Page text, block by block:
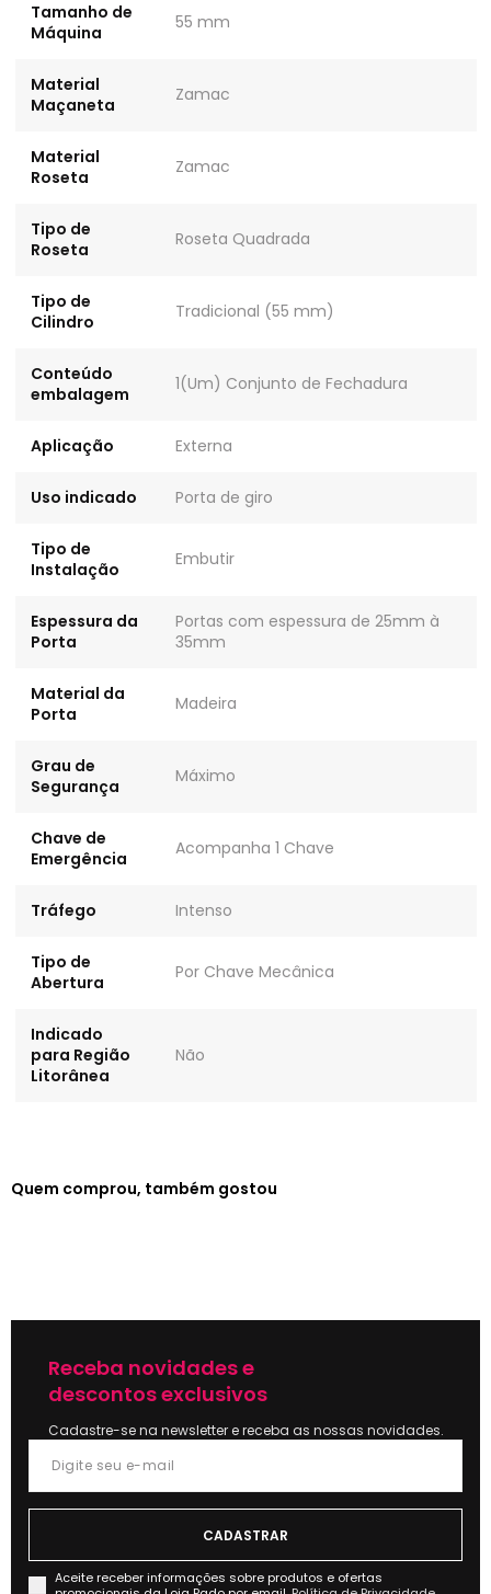
Tamanho de
Máquina
55 mm
Material
Maçaneta
Zamac
Material
Roseta
Zamac
Tipo de
Roseta
Roseta Quadrada
Tipo de
Cilindro
Tradicional (55 mm)
Conteúdo
embalagem
1(Um) Conjunto de Fechadura
Aplicação Externa
Uso indicado Porta de giro
Tipo de
Instalação
Embutir
Espessura da
Porta
Portas com espessura de 25mm à
35mm
Material da
Porta
Madeira
Grau de
Segurança
Máximo
Chave de
Emergência
Acompanha 1 Chave
Tráfego Intenso
Tipo de
Abertura
Por Chave Mecânica
Indicado
para Região
Litorânea
Não
Quem comprou, também gostou
Receba novidades e
descontos exclusivos
Cadastre-se na newsletter e receba as nossas novidades.
Aceite receber informações sobre produtos e ofertas